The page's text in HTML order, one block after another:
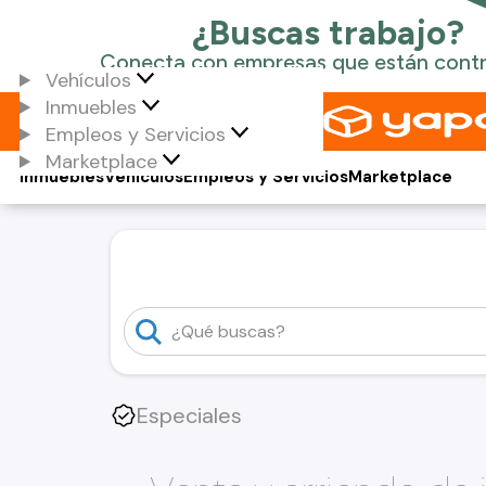
Vehículos
Inmuebles
Empleos y Servicios
Marketplace
Vehículos
Inmuebles Empleos y ServiciosMarketplace
Especiales